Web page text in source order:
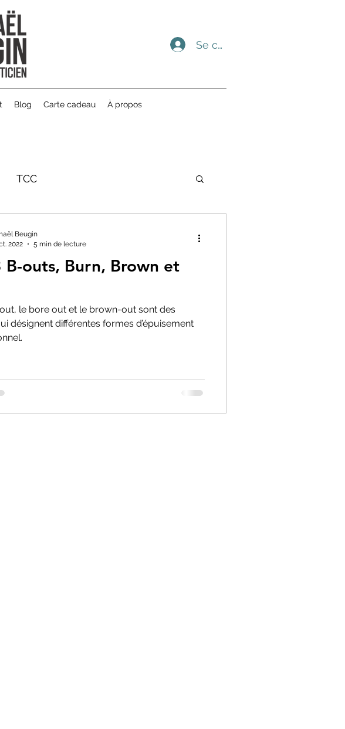
Se connecter
Blog Carte cadeau À propos
TCC
B-outs, Burn, Brown et
le bore out et le brown-out sont des
désignent différentes formes d’épuisement
Beugin
2022
5 min de lecture